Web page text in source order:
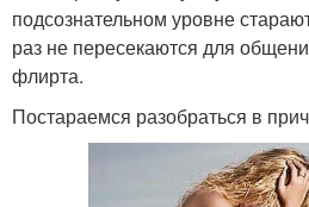
подсознательном уровне
раз не пересекаются для
флирта.
Постараемся разобраться в